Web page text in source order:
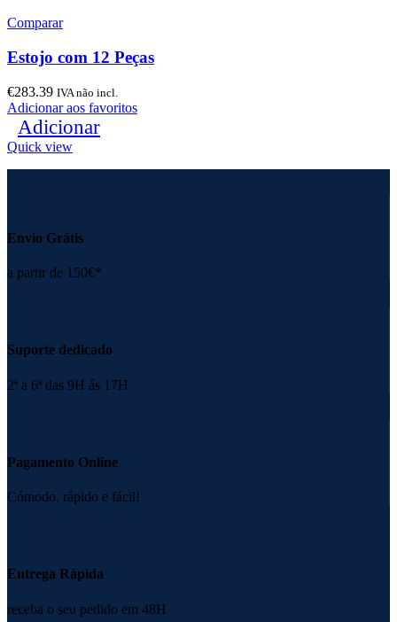
Comparar
Estojo com 12 Peças
€283.39 IVA não incl.
Adicionar aos favoritos
Adicionar
Quick view
Envio Grátis
a partir de 150€*
Suporte dedicado
2ª a 6ª das 9H ás 17H
Pagamento Online
Cómodo, rápido e fácil!
Entrega Rápida
receba o seu pedido em 48H